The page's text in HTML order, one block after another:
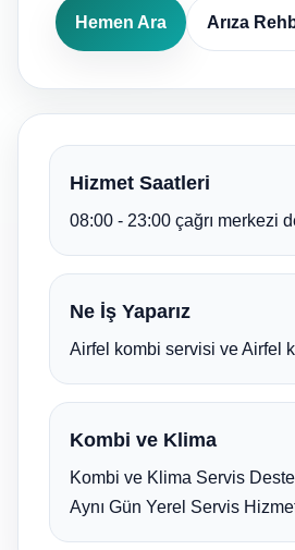
Hemen Ara Arıza
Hizmet Saatleri
08:00 - 23:00 çağrı merkezi
Ne İş Yaparız
Airfel kombi servisi ve Airfel
Kombi ve Klima
Kombi ve Klima Servis
Aynı Gün Yerel Servis